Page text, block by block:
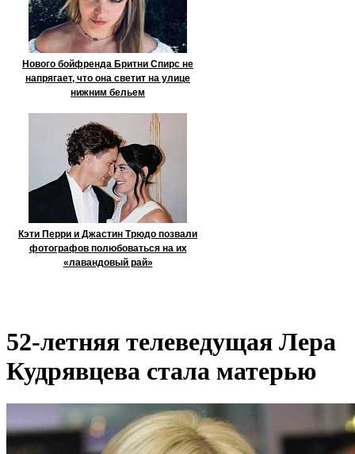
Нового бойфренда Бритни Спирс не
напрягает, что она светит на улице
нижним бельем
Кэти Перри и Джастин Трюдо позвали
фотографов полюбоваться на их
«лавандовый рай»
52-летняя телеведущая Лера
Кудрявцева стала матерью